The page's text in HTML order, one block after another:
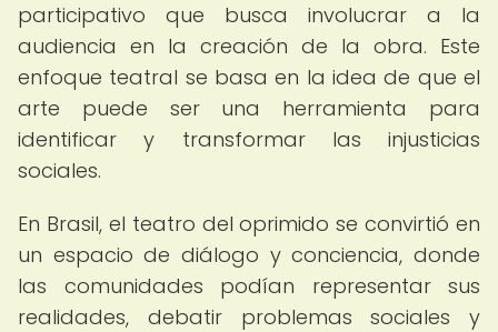
participativo que busca involucrar a la
audiencia en la creación de la obra. Este
enfoque teatral se basa en la idea de que el
arte puede ser una herramienta para
identificar y transformar las injusticias
sociales.
En Brasil, el teatro del oprimido se convirtió en
un espacio de diálogo y conciencia, donde
las comunidades podían representar sus
realidades, debatir problemas sociales y